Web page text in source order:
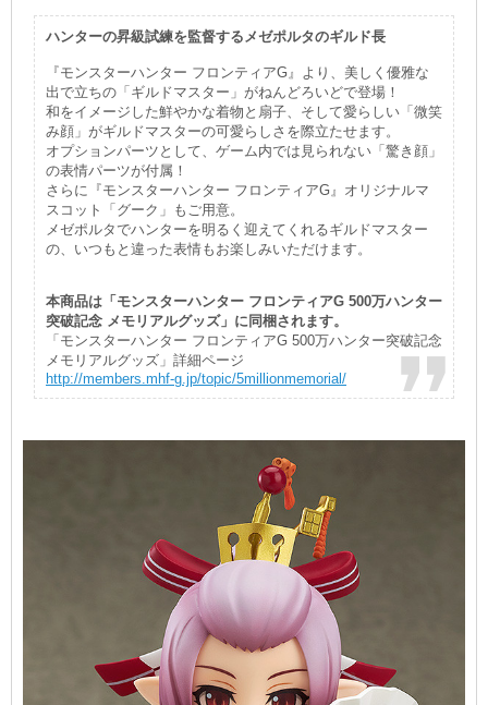
ハンターの昇級試練を監督するメゼポルタのギルド長
『モンスターハンター フロンティアG』より、美しく優雅な
出で立ちの「ギルドマスター」がねんどろいどで登場！
和をイメージした鮮やかな着物と扇子、そして愛らしい「微笑
み顔」がギルドマスターの可愛らしさを際立たせます。
オプションパーツとして、ゲーム内では見られない「驚き顔」
の表情パーツが付属！
さらに『モンスターハンター フロンティアG』オリジナルマ
スコット「グーク」もご用意。
メゼポルタでハンターを明るく迎えてくれるギルドマスター
の、いつもと違った表情もお楽しみいただけます。
本商品は「モンスターハンター フロンティアG 500万ハンター
突破記念 メモリアルグッズ」に同梱されます。
「モンスターハンター フロンティアG 500万ハンター突破記念
メモリアルグッズ」詳細ページ
http://members.mhf-g.jp/topic/5millionmemorial/